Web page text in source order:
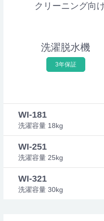
クリーニング向
洗濯脱水機
3年保証
WI-181
洗濯容量 18kg
WI-251
洗濯容量 25kg
WI-321
洗濯容量 30kg